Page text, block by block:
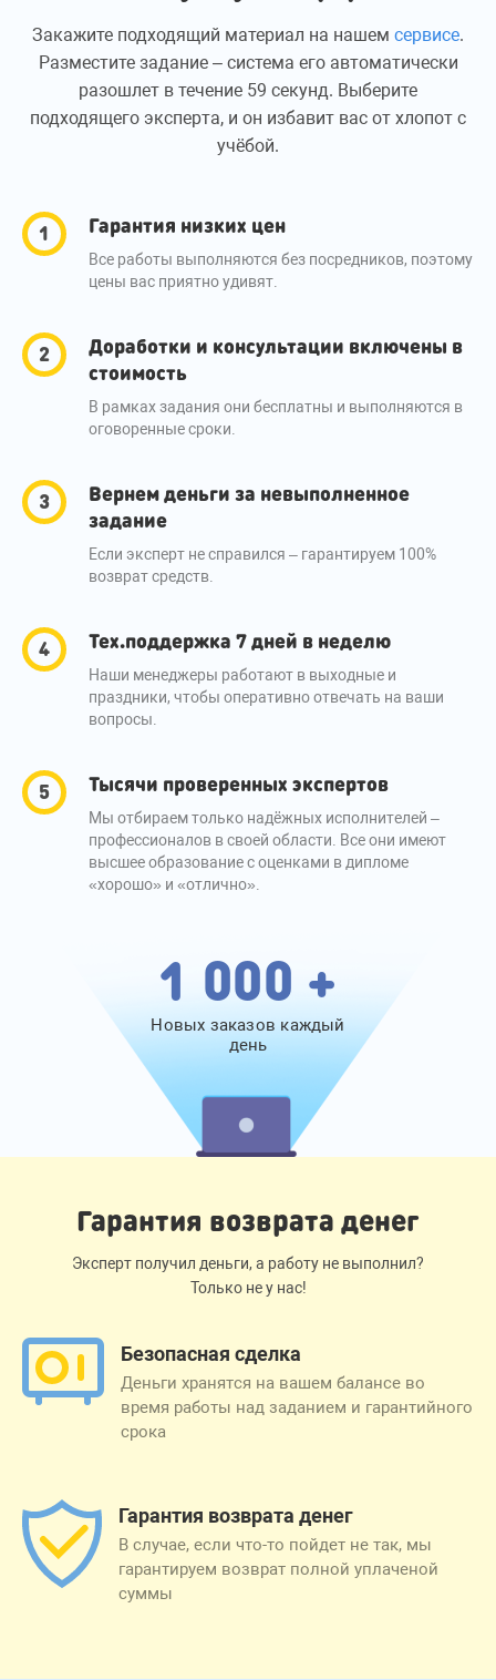
Закажите подходящий материал на нашем сервисе.
Разместите задание – система его автоматически
разошлет в течение 59 секунд. Выберите
подходящего эксперта, и он избавит вас от хлопот с
учёбой.
Гарантия низких цен
Все работы выполняются без посредников, поэтому
цены вас приятно удивят.
Доработки и консультации включены в
стоимость
В рамках задания они бесплатны и выполняются в
оговоренные сроки.
Вернем деньги за невыполненное
задание
Если эксперт не справился – гарантируем 100%
возврат средств.
Тех.поддержка 7 дней в неделю
Наши менеджеры работают в выходные и
праздники, чтобы оперативно отвечать на ваши
вопросы.
Тысячи проверенных экспертов
Мы отбираем только надёжных исполнителей –
профессионалов в своей области. Все они имеют
высшее образование с оценками в дипломе
«хорошо» и «отлично».
1 000 +
Новых заказов каждый
день
Гарантия возврата денег
Эксперт получил деньги, а работу не выполнил?
Только не у нас!
Безопасная сделка
Деньги хранятся на вашем балансе во
время работы над заданием и гарантийного
срока
Гарантия возврата денег
В случае, если что-то пойдет не так, мы
гарантируем возврат полной уплаченой
суммы